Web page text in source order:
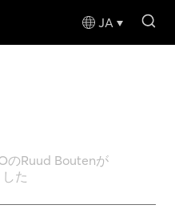
JA
のRuud Boutenが
た